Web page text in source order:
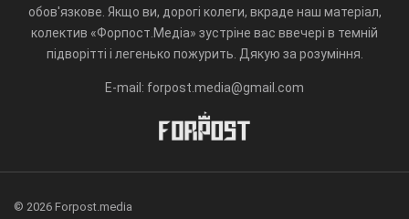
обов'язкове. Якщо ви, дорогі колеги, вкраде наш матеріал,
колектив «Форпост.Медіа» зустріне вас ввечері в темній
підворітті і легенько пожурить. Дякую за розуміння.
E-mail: forpost.media@gmail.com
© 2026 Forpost.media